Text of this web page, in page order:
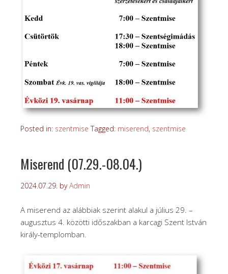
Posted in: szentmise Tagged: miserend, szentmise
Miserend (07.29.-08.04.)
2024.07.29. byAdmin
A miserend az alábbiak szerint alakul a július 29. –
augusztus 4. közötti időszakban a karcagi Szent István
király-templomban.